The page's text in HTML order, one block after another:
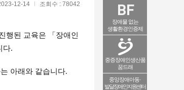
12-14 조회수 : 78042
행된 교육은 「 장애인
다.
아래와 같습니다.
장애물 없는
생활환경인증제
중증장애인생산품
꿈드래
중앙장애아동·
발달장애인지원센터